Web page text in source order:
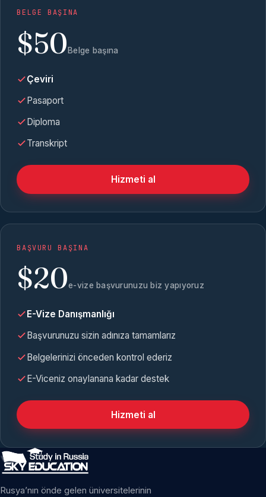
BELGE BAŞINA
$50Belge başına
Çeviri
Pasaport
Diploma
Transkript
Hizmeti al
BAŞVURU BAŞINA
$20e-vize başvurunuzu biz yapıyoruz
E-Vize Danışmanlığı
Başvurunuzu sizin adınıza tamamlarız
Belgelerinizi önceden kontrol ederiz
E-Viceniz onaylanana kadar destek
Hizmeti al
Rusya’nın önde gelen üniversitelerinin